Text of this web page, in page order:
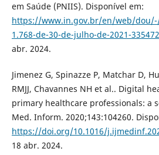
em Saúde (PNIIS). Disponível em:
https://www.in.gov.br/en/web/
1.768-de-30-de-julho-de-2021-
abr. 2024.
Jimenez G, Spinazze P, Matchar D,
RMJJ, Chavannes NH et al.. Digital
primary healthcare professionals: a
Med. Inform. 2020;143:104260.
https://doi.org/10.1016/
18 abr. 2024.